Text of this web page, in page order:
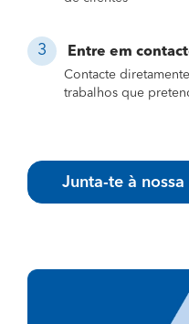
Entre em
Contacte
trabalhos que
Junta-te à